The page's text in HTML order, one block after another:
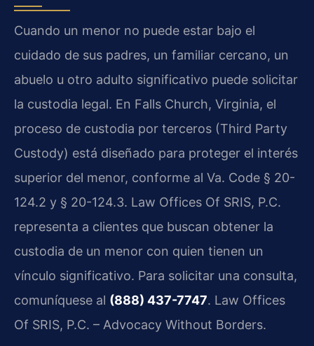
Cuando un menor no puede estar bajo el
cuidado de sus padres, un familiar cercano, un
abuelo u otro adulto significativo puede solicitar
la custodia legal. En Falls Church, Virginia, el
proceso de custodia por terceros (Third Party
Custody) está diseñado para proteger el interés
superior del menor, conforme al Va. Code § 20-
124.2 y § 20-124.3. Law Offices Of SRIS, P.C.
representa a clientes que buscan obtener la
custodia de un menor con quien tienen un
vínculo significativo. Para solicitar una consulta,
comuníquese al (888) 437-7747. Law Offices
Of SRIS, P.C. – Advocacy Without Borders.